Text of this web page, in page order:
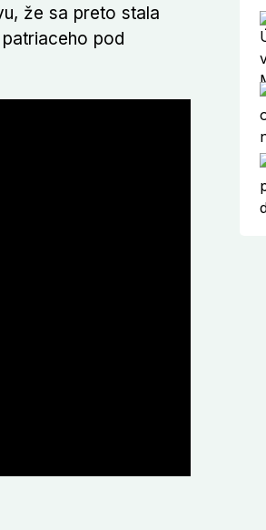
že sa preto stala
pod